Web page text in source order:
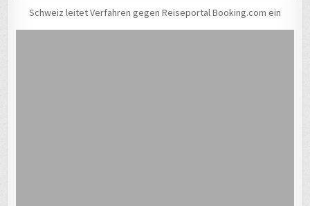
Schweiz leitet Verfahren gegen Reiseportal Booking.com ein